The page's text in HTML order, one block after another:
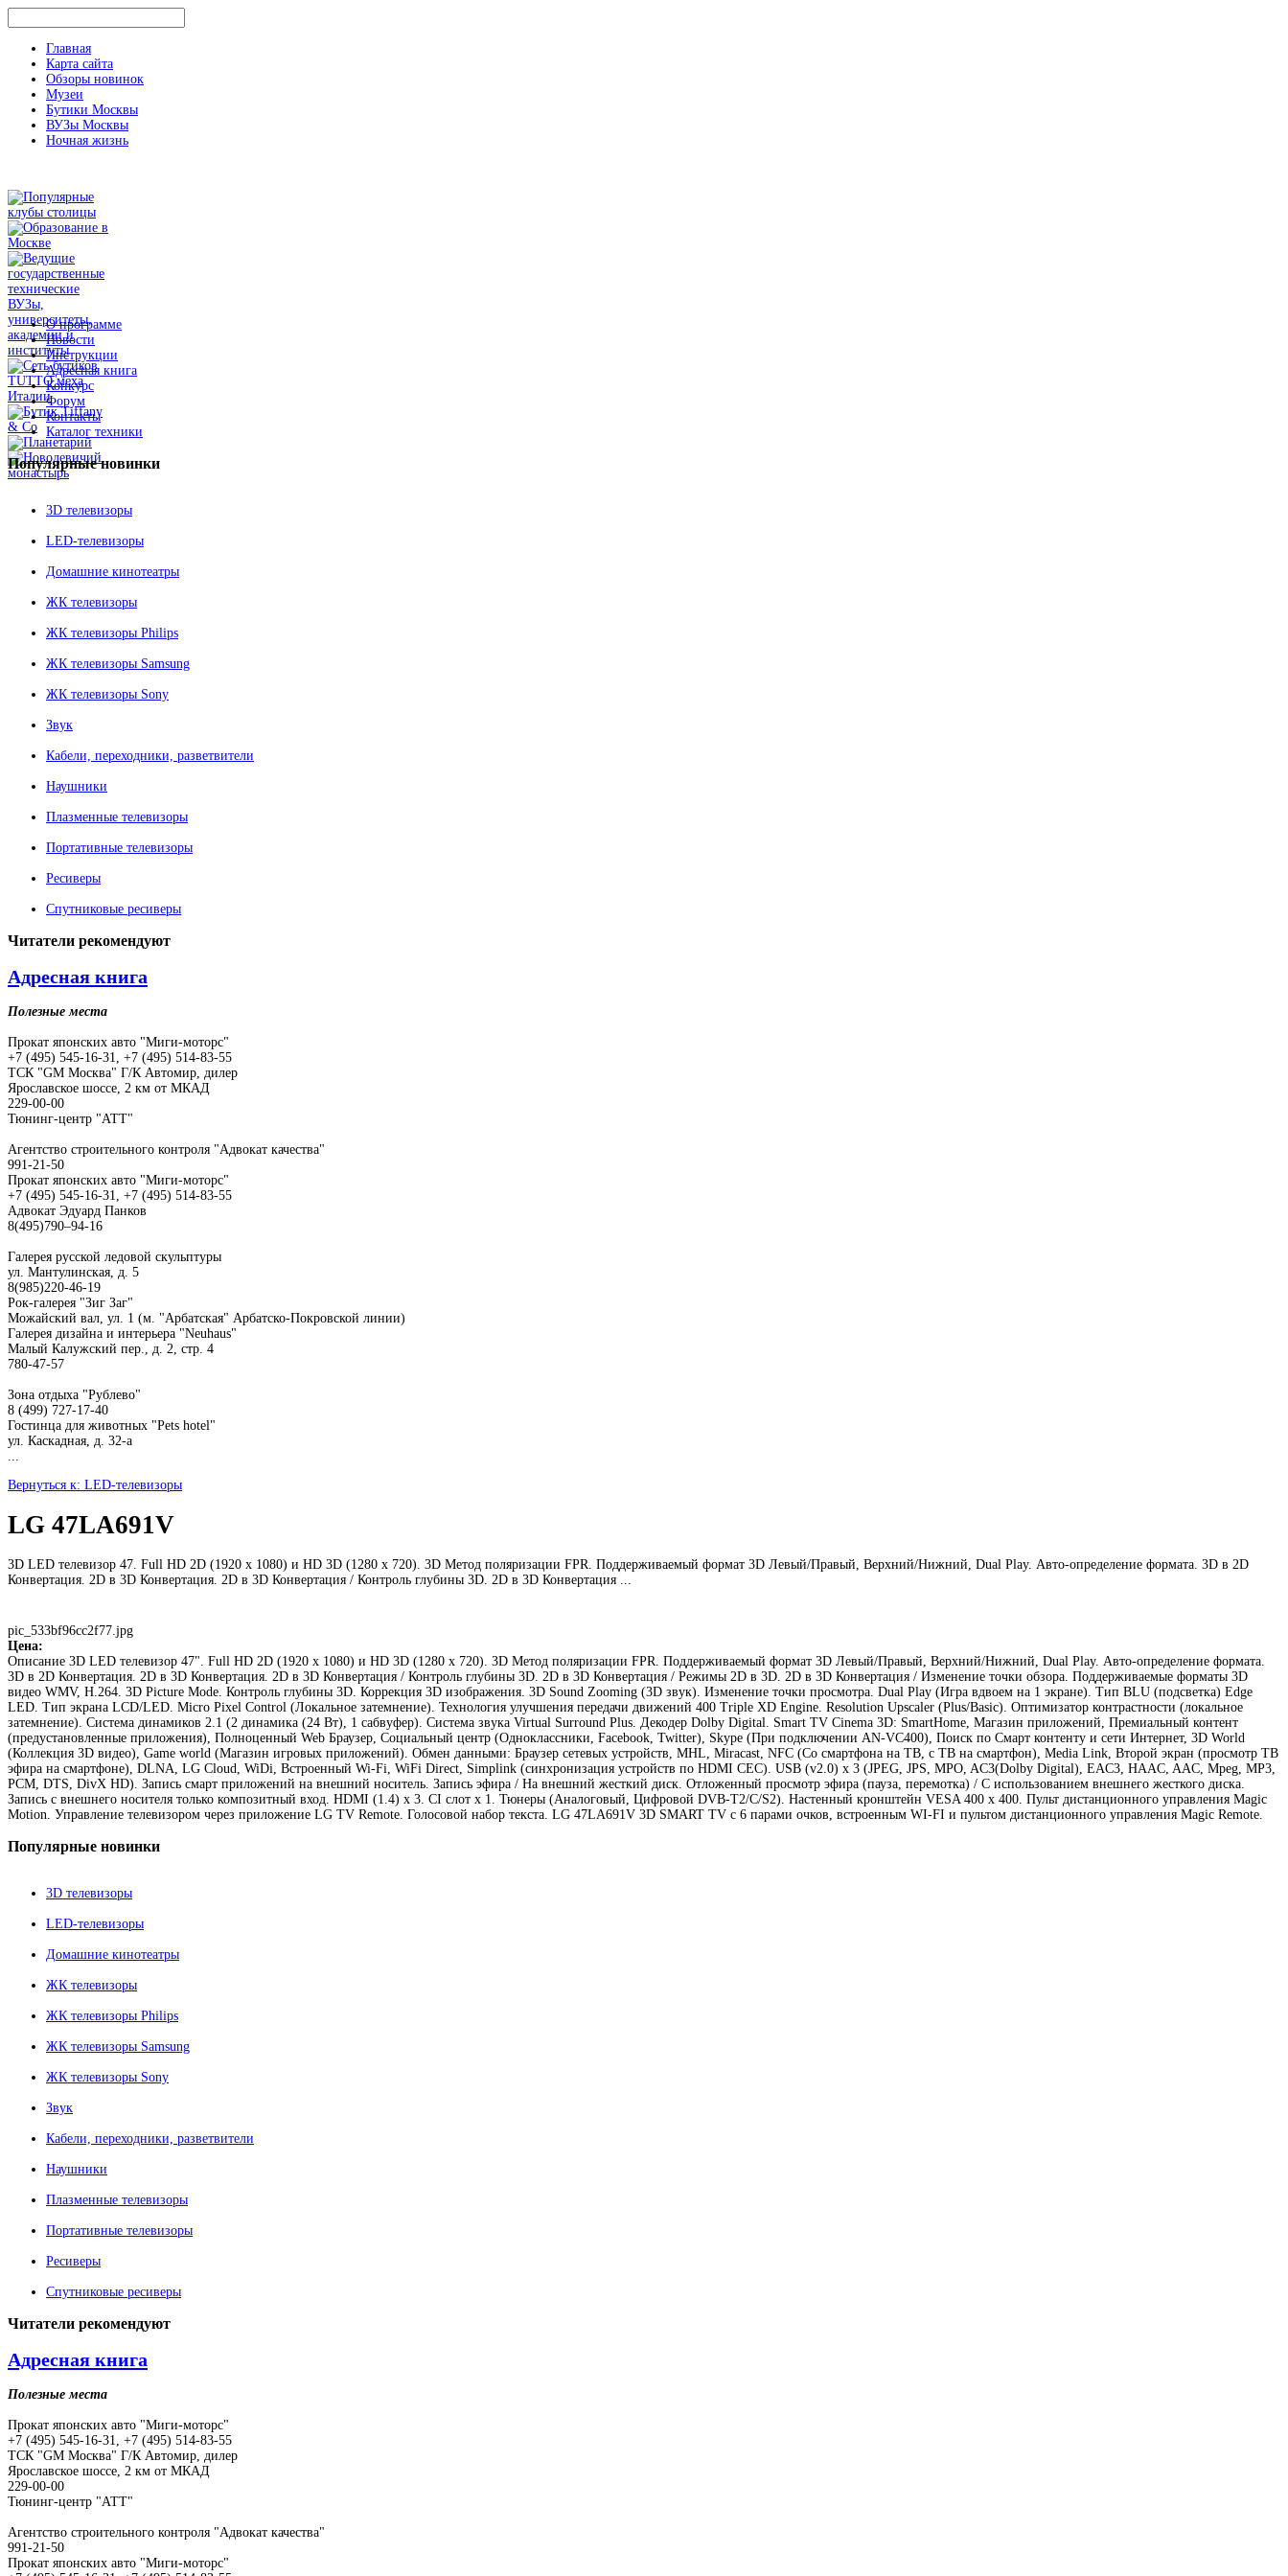
Главная
Карта сайта
Обзоры новинок
Музеи
Бутики Москвы
ВУЗы Москвы
Ночная жизнь
О программе
Новости
Инструкции
Адресная книга
Конкурс
Форум
Контакты
Каталог техники
Популярныеновинки
3D телевизоры
LED-телевизоры
Домашние кинотеатры
ЖК телевизоры
ЖК телевизоры Philips
ЖК телевизоры Samsung
ЖК телевизоры Sony
Звук
Кабели, переходники, разветвители
Наушники
Плазменные телевизоры
Портативные телевизоры
Ресиверы
Спутниковые ресиверы
Читатели рекомендуют
Адресная книга
Полезные места
Прокат японских авто "Миги-моторс"
+7 (495) 545-16-31, +7 (495) 514-83-55
ТСК "GM Москва" Г/К Автомир, дилер
Ярославское шоссе, 2 км от МКАД
229-00-00
Тюнинг-центр "АТТ"
Агентство строительного контроля "Адвокат качества"
991-21-50
Прокат японских авто "Миги-моторс"
+7 (495) 545-16-31, +7 (495) 514-83-55
Адвокат Эдуард Панков
8(495)790–94-16
Галерея русской ледовой скульптуры
ул. Мантулинская, д. 5
8(985)220-46-19
Рок-галерея "Зиг Заг"
Можайский вал, ул. 1 (м. "Арбатская" Арбатско-Покровской линии)
Галерея дизайна и интерьера "Neuhaus"
Малый Калужский пер., д. 2, стр. 4
780-47-57
Зона отдыха "Рублево"
8 (499) 727-17-40
Гостинца для животных "Рets hotel"
ул. Каскадная, д. 32-а
Вернуться к: LED-телевизоры
LG 47LA691V
3D LED телевизор 47. Full HD 2D (1920 х 1080) и HD 3D (1280 x 720). 3D Метод поляризации FPR. Поддерживаемый формат 3D Левый/Правый, Верхний/Нижний, Dual Play. Авто-определение формата. 3D в 2D
Конвертация. 2D в 3D Конвертация. 2D в 3D Конвертация / Контроль глубины 3D. 2D в 3D Конвертация ...
pic_533bf96cc2f77.jpg
Цена:
Описание 3D LED телевизор 47". Full HD 2D (1920 х 1080) и HD 3D (1280 x 720). 3D Метод поляризации FPR. Поддерживаемый формат 3D Левый/Правый, Верхний/Нижний, Dual Play. Авто-определение формата.
3D в 2D Конвертация. 2D в 3D Конвертация. 2D в 3D Конвертация / Контроль глубины 3D. 2D в 3D Конвертация / Режимы 2D в 3D. 2D в 3D Конвертация / Изменение точки обзора. Поддерживаемые форматы 3D
видео WMV, H.264. 3D Picture Mode. Контроль глубины 3D. Коррекция 3D изображения. 3D Sound Zooming (3D звук). Изменение точки просмотра. Dual Play (Игра вдвоем на 1 экране). Тип BLU (подсветка) Edge
LED. Тип экрана LCD/LED. Micro Pixel Control (Локальное затемнение). Технология улучшения передачи движений 400 Triple XD Engine. Resolution Upscaler (Plus/Basic). Оптимизатор контрастности (локальное
затемнение). Система динамиков 2.1 (2 динамика (24 Вт), 1 сабвуфер). Система звука Virtual Surround Plus. Декодер Dolby Digital. Smart TV Cinema 3D: SmartHome, Магазин приложений, Премиальный контент
(предустановленные приложения), Полноценный Web Браузер, Социальный центр (Одноклассники, Facebook, Twitter), Skype (При подключении AN-VC400), Поиск по Смарт контенту и сети Интернет, 3D World
(Коллекция 3D видео), Game world (Магазин игровых приложений). Обмен данными: Браузер сетевых устройств, MHL, Miracast, NFC (Со смартфона на ТВ, с ТВ на смартфон), Media Link, Второй экран (просмотр ТВ
эфира на смартфоне), DLNA, LG Cloud, WiDi, Встроенный Wi-Fi, WiFi Direct, Simplink (синхронизация устройств по HDMI CEC). USB (v2.0) х 3 (JPEG, JPS, MPO, AC3(Dolby Digital), EAC3, HAAC, AAC, Mpeg, MP3,
PCM, DTS, DivX HD). Запись смарт приложений на внешний носитель. Запись эфира / На внешний жесткий диск. Отложенный просмотр эфира (пауза, перемотка) / С использованием внешнего жесткого диска.
Запись с внешнего носителя только композитный вход. HDMI (1.4) х 3. CI слот х 1. Тюнеры (Аналоговый, Цифровой DVB-T2/C/S2). Настенный кронштейн VESA 400 х 400. Пульт дистанционного управления Magic
Motion. Управление телевизором через приложение LG TV Remote. Голосовой набор текста. LG 47LA691V 3D SMART TV с 6 парами очков, встроенным WI-FI и пультом дистанционного управления Magic Remote.
Популярные новинки
3D телевизоры
LED-телевизоры
Домашние кинотеатры
ЖК телевизоры
ЖК телевизоры Philips
ЖК телевизоры Samsung
ЖК телевизоры Sony
Звук
Кабели, переходники, разветвители
Наушники
Плазменные телевизоры
Портативные телевизоры
Ресиверы
Спутниковые ресиверы
Читатели рекомендуют
Адресная книга
Полезные места
Прокат японских авто "Миги-моторс"
+7 (495) 545-16-31, +7 (495) 514-83-55
ТСК "GM Москва" Г/К Автомир, дилер
Ярославское шоссе, 2 км от МКАД
229-00-00
Тюнинг-центр "АТТ"
Агентство строительного контроля "Адвокат качества"
991-21-50
Прокат японских авто "Миги-моторс"